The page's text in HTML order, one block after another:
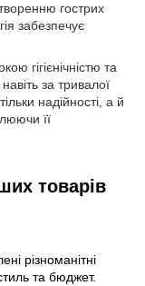
гострих
забезпечує
гігієнічністю та
за тривалої
надійності, а й
її
товарів
різноманітні
та бюджет.